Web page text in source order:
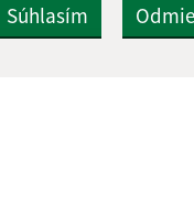
Súhlasím